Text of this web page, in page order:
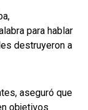
para hablar
destruyeron a
aseguró que
objetivos